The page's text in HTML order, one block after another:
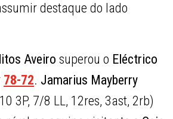
destaque do lado
Aveiro superou o Eléctrico
78-72. Jamarius Mayberry
3P, 7/8 LL, 12res, 3ast, 2rb)